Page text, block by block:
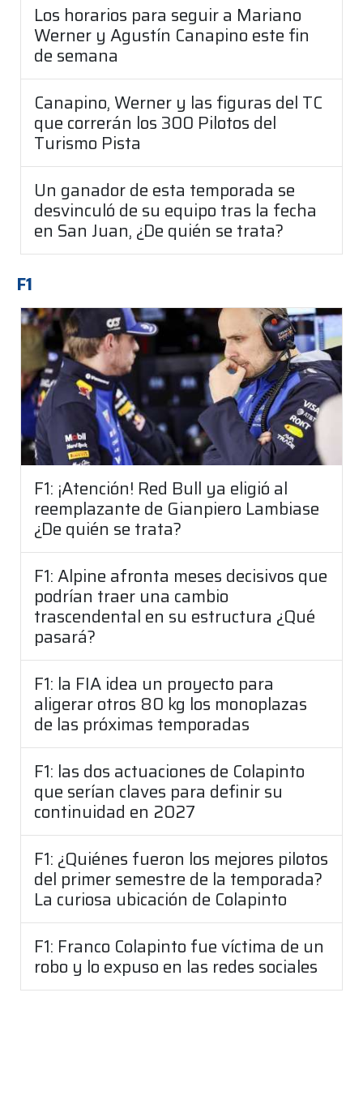
Los horarios para seguir a Mariano
Werner y Agustín Canapino este fin
de semana
Canapino, Werner y las figuras del TC
que correrán los 300 Pilotos del
Turismo Pista
Un ganador de esta temporada se
desvinculó de su equipo tras la fecha
en San Juan, ¿De quién se trata?
F1
F1: ¡Atención! Red Bull ya eligió al
reemplazante de Gianpiero Lambiase
¿De quién se trata?
F1: Alpine afronta meses decisivos que
podrían traer una cambio
trascendental en su estructura ¿Qué
pasará?
F1: la FIA idea un proyecto para
aligerar otros 80 kg los monoplazas
de las próximas temporadas
F1: las dos actuaciones de Colapinto
que serían claves para definir su
continuidad en 2027
F1: ¿Quiénes fueron los mejores pilotos
del primer semestre de la temporada?
La curiosa ubicación de Colapinto
F1: Franco Colapinto fue víctima de un
robo y lo expuso en las redes sociales